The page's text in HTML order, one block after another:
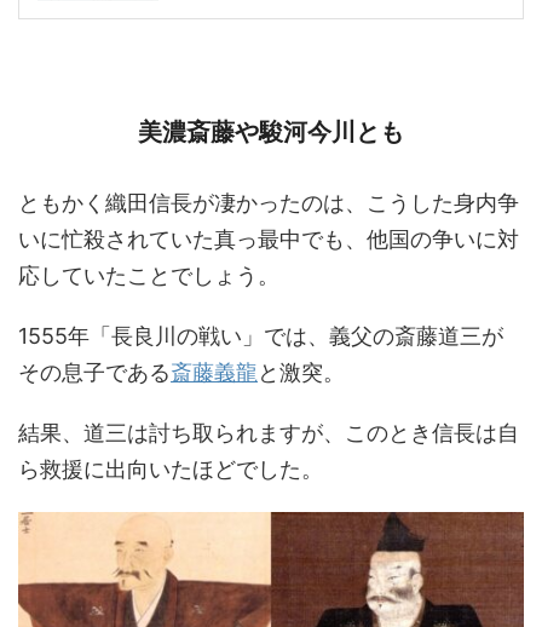
美濃斎藤や駿河今川とも
ともかく織田信長が凄かったのは、こうした身内争
いに忙殺されていた真っ最中でも、他国の争いに対
応していたことでしょう。
1555年「長良川の戦い」では、義父の斎藤道三が
その息子である斎藤義龍と激突。
結果、道三は討ち取られますが、このとき信長は自
ら救援に出向いたほどでした。